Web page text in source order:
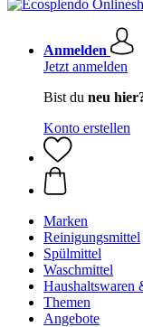
Anmelden
Jetzt anmelden
Bist du neu
Konto erstellen
Marken
Reinigungsmittel
Spülmittel
Waschmittel
Haushaltswaren
Themen
Angebote